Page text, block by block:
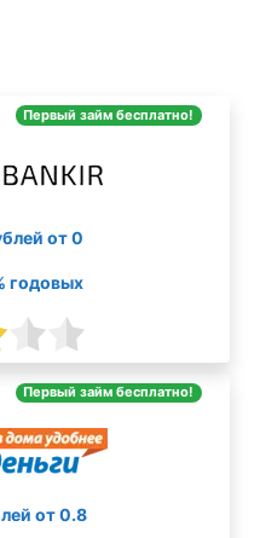
Первый займ бесплатно!
от 0
годовых
Первый займ бесплатно!
от 0.8